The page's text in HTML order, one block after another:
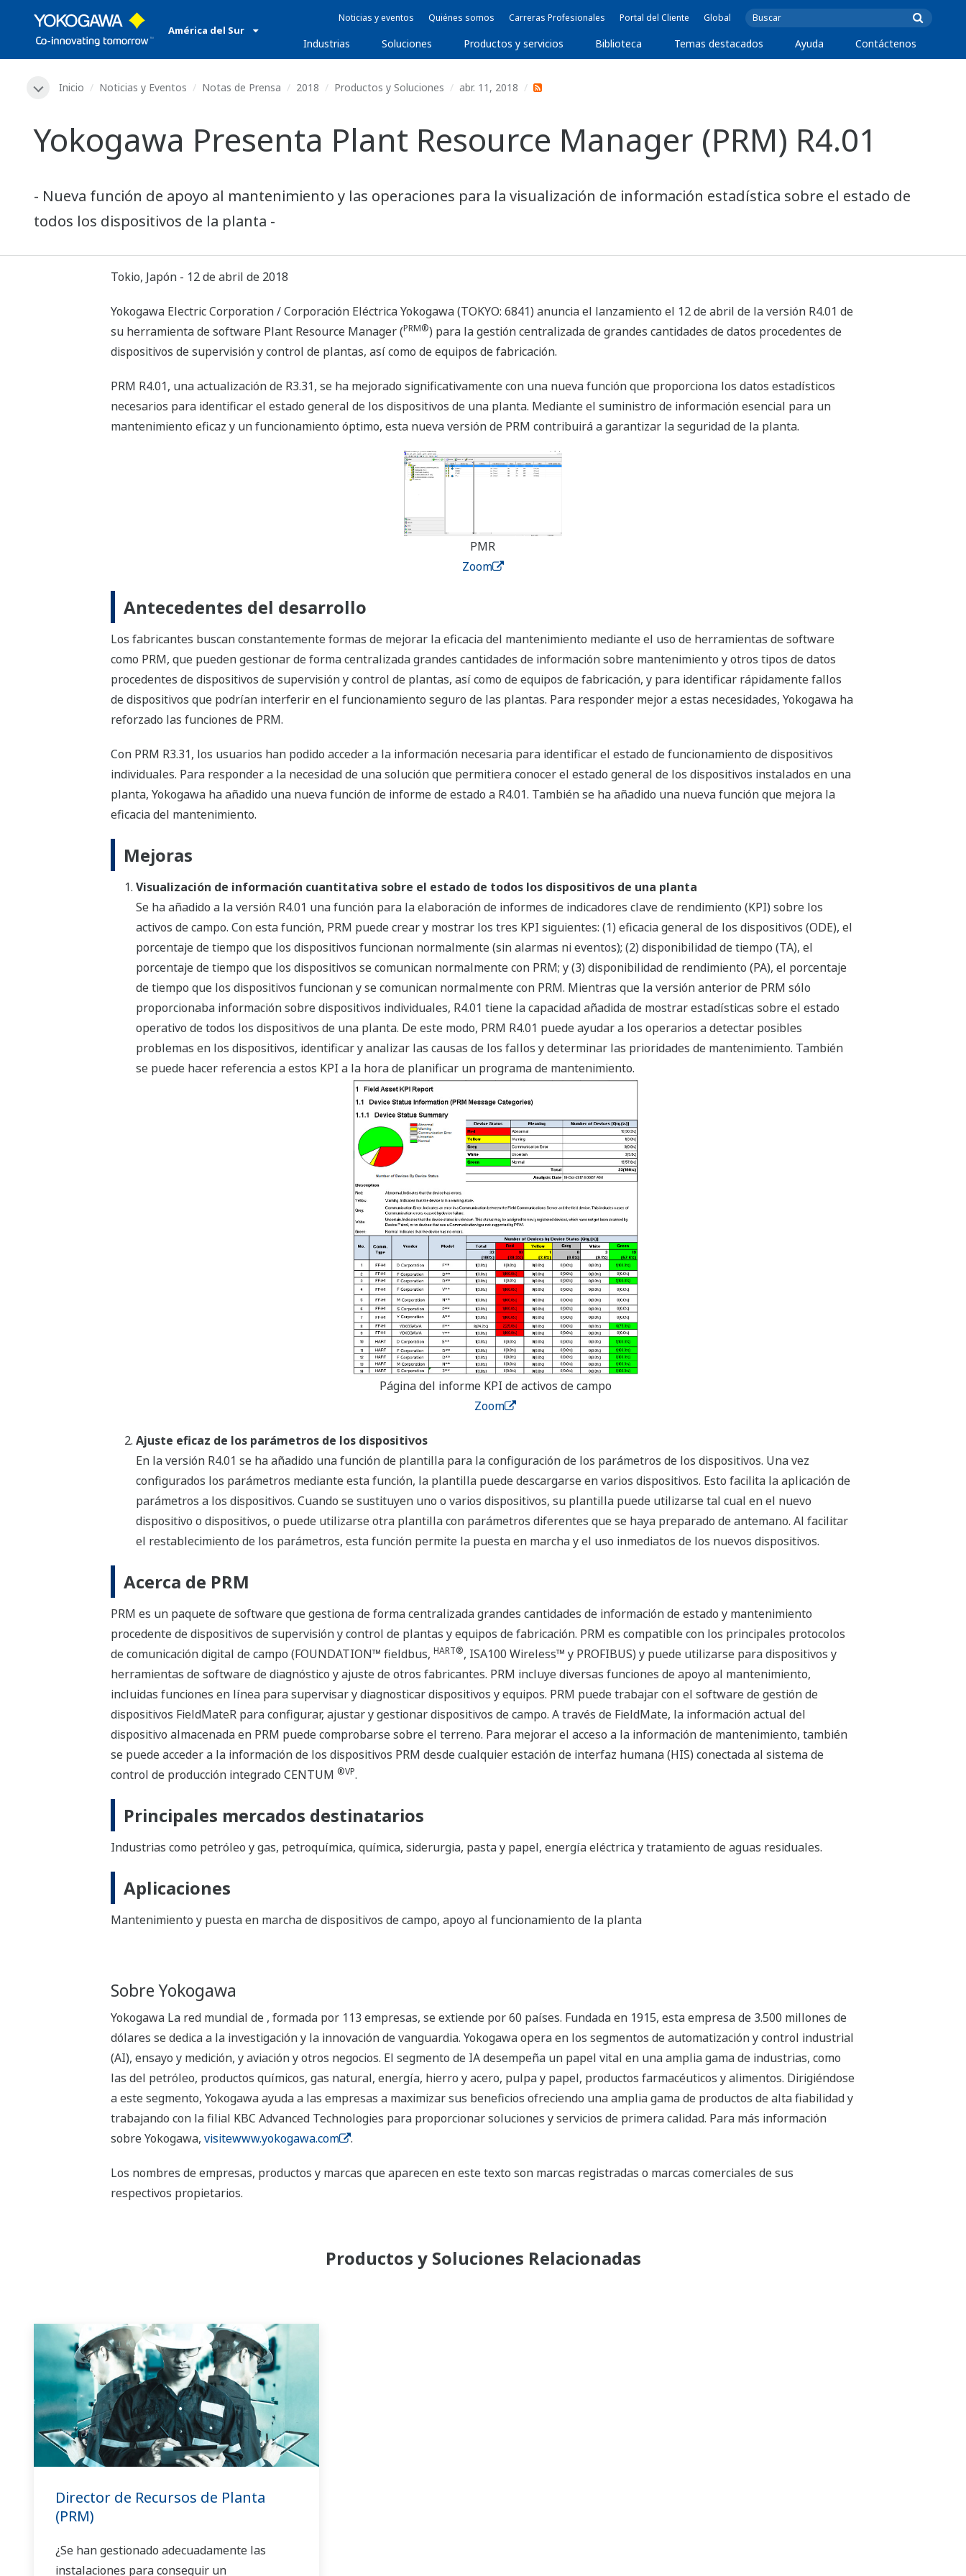
América del Sur
Noticias y eventos Quiénes somos Carreras Profesionales Portal del Cliente Global
Industrias Soluciones Productos y servicios Biblioteca Temas destacados Ayuda Contáctenos
Inicio Noticias y Eventos Notas de Prensa 2018 Productos y Soluciones abr. 11, 2018
Yokogawa Presenta Plant Resource Manager (PRM) R4.01
- Nueva función de apoyo al mantenimiento y las operaciones para la visualización de información estadística sobre el estado de
todos los dispositivos de la planta -
Tokio, Japón - 12 de abril de 2018
Yokogawa Electric Corporation / Corporación Eléctrica Yokogawa (TOKYO: 6841) anuncia el lanzamiento el 12 de abril de la versión R4.01 de
su herramienta de software Plant Resource Manager (PRM®) para la gestión centralizada de grandes cantidades de datos procedentes de
dispositivos de supervisión y control de plantas, así como de equipos de fabricación.
PRM R4.01, una actualización de R3.31, se ha mejorado significativamente con una nueva función que proporciona los datos estadísticos
necesarios para identificar el estado general de los dispositivos de una planta. Mediante el suministro de información esencial para un
mantenimiento eficaz y un funcionamiento óptimo, esta nueva versión de PRM contribuirá a garantizar la seguridad de la planta.
PMR
Zoom
Antecedentes del desarrollo
Los fabricantes buscan constantemente formas de mejorar la eficacia del mantenimiento mediante el uso de herramientas de software
como PRM, que pueden gestionar de forma centralizada grandes cantidades de información sobre mantenimiento y otros tipos de datos
procedentes de dispositivos de supervisión y control de plantas, así como de equipos de fabricación, y para identificar rápidamente fallos
de dispositivos que podrían interferir en el funcionamiento seguro de las plantas. Para responder mejor a estas necesidades, Yokogawa ha
reforzado las funciones de PRM.
Con PRM R3.31, los usuarios han podido acceder a la información necesaria para identificar el estado de funcionamiento de dispositivos
individuales. Para responder a la necesidad de una solución que permitiera conocer el estado general de los dispositivos instalados en una
planta, Yokogawa ha añadido una nueva función de informe de estado a R4.01. También se ha añadido una nueva función que mejora la
eficacia del mantenimiento.
Mejoras
Visualización de información cuantitativa sobre el estado de todos los dispositivos de una planta
Se ha añadido a la versión R4.01 una función para la elaboración de informes de indicadores clave de rendimiento (KPI) sobre los
activos de campo. Con esta función, PRM puede crear y mostrar los tres KPI siguientes: (1) eficacia general de los dispositivos (ODE), el
porcentaje de tiempo que los dispositivos funcionan normalmente (sin alarmas ni eventos); (2) disponibilidad de tiempo (TA), el
porcentaje de tiempo que los dispositivos se comunican normalmente con PRM; y (3) disponibilidad de rendimiento (PA), el porcentaje
de tiempo que los dispositivos funcionan y se comunican normalmente con PRM. Mientras que la versión anterior de PRM sólo
proporcionaba información sobre dispositivos individuales, R4.01 tiene la capacidad añadida de mostrar estadísticas sobre el estado
operativo de todos los dispositivos de una planta. De este modo, PRM R4.01 puede ayudar a los operarios a detectar posibles
problemas en los dispositivos, identificar y analizar las causas de los fallos y determinar las prioridades de mantenimiento. También
se puede hacer referencia a estos KPI a la hora de planificar un programa de mantenimiento.
Página del informe KPI de activos de campo
Zoom
Ajuste eficaz de los parámetros de los dispositivos
En la versión R4.01 se ha añadido una función de plantilla para la configuración de los parámetros de los dispositivos. Una vez
configurados los parámetros mediante esta función, la plantilla puede descargarse en varios dispositivos. Esto facilita la aplicación de
parámetros a los dispositivos. Cuando se sustituyen uno o varios dispositivos, su plantilla puede utilizarse tal cual en el nuevo
dispositivo o dispositivos, o puede utilizarse otra plantilla con parámetros diferentes que se haya preparado de antemano. Al facilitar
el restablecimiento de los parámetros, esta función permite la puesta en marcha y el uso inmediatos de los nuevos dispositivos.
Acerca de PRM
PRM es un paquete de software que gestiona de forma centralizada grandes cantidades de información de estado y mantenimiento
procedente de dispositivos de supervisión y control de plantas y equipos de fabricación. PRM es compatible con los principales protocolos
de comunicación digital de campo (FOUNDATION™ fieldbus, HART®, ISA100 Wireless™ y PROFIBUS) y puede utilizarse para dispositivos y
herramientas de software de diagnóstico y ajuste de otros fabricantes. PRM incluye diversas funciones de apoyo al mantenimiento,
incluidas funciones en línea para supervisar y diagnosticar dispositivos y equipos. PRM puede trabajar con el software de gestión de
dispositivos FieldMateR para configurar, ajustar y gestionar dispositivos de campo. A través de FieldMate, la información actual del
dispositivo almacenada en PRM puede comprobarse sobre el terreno. Para mejorar el acceso a la información de mantenimiento, también
se puede acceder a la información de los dispositivos PRM desde cualquier estación de interfaz humana (HIS) conectada al sistema de
control de producción integrado CENTUM ®VP.
Principales mercados destinatarios
Industrias como petróleo y gas, petroquímica, química, siderurgia, pasta y papel, energía eléctrica y tratamiento de aguas residuales.
Aplicaciones
Mantenimiento y puesta en marcha de dispositivos de campo, apoyo al funcionamiento de la planta
Sobre Yokogawa
Yokogawa La red mundial de , formada por 113 empresas, se extiende por 60 países. Fundada en 1915, esta empresa de 3.500 millones de
dólares se dedica a la investigación y la innovación de vanguardia. Yokogawa opera en los segmentos de automatización y control industrial
(AI), ensayo y medición, y aviación y otros negocios. El segmento de IA desempeña un papel vital en una amplia gama de industrias, como
las del petróleo, productos químicos, gas natural, energía, hierro y acero, pulpa y papel, productos farmacéuticos y alimentos. Dirigiéndose
a este segmento, Yokogawa ayuda a las empresas a maximizar sus beneficios ofreciendo una amplia gama de productos de alta fiabilidad y
trabajando con la filial KBC Advanced Technologies para proporcionar soluciones y servicios de primera calidad. Para más información
sobre Yokogawa, visitewww.yokogawa.com .
Los nombres de empresas, productos y marcas que aparecen en este texto son marcas registradas o marcas comerciales de sus
respectivos propietarios.
Productos y Soluciones Relacionadas
Director de Recursos de Planta
(PRM)
¿Se han gestionado adecuadamente las
instalaciones para conseguir un